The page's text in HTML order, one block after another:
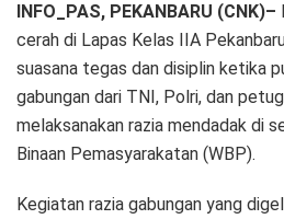
INFO_PAS, PEKANBARU (CNK)–
cerah di Lapas Kelas IIA
suasana tegas dan disiplin ketika
gabungan dari TNI, Polri, dan
melaksanakan razia mendadak di
Binaan Pemasyarakatan (WBP).
Kegiatan razia gabungan yang